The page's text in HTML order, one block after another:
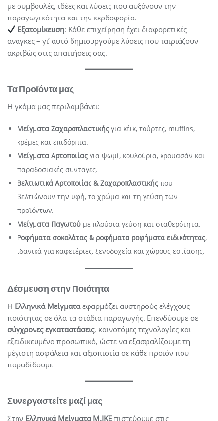
με συμβουλές, ιδέες και λύσεις που αυξάνουν την
παραγωγικότητα και την κερδοφορία.
Εξατομίκευση: Κάθε επιχείρηση έχει διαφορετικές
ανάγκες – γι’ αυτό δημιουργούμε λύσεις που ταιριάζουν
ακριβώς στις απαιτήσεις σας.
Τα Προϊόντα μας
Η γκάμα μας περιλαμβάνει:
Μείγματα Ζαχαροπλαστικής για κέικ, τούρτες, muffins,
κρέμες και επιδόρπια.
Μείγματα Αρτοποιίας για ψωμί, κουλούρια, κρουασάν και
παραδοσιακές συνταγές.
Βελτιωτικά Αρτοποιίας & Ζαχαροπλαστικής που
βελτιώνουν την υφή, το χρώμα και τη γεύση των
προϊόντων.
Μείγματα Παγωτού με πλούσια γεύση και σταθερότητα.
Ροφήματα σοκολάτας & ροφήματα ροφήματα ειδικότητας,
ιδανικά για καφετέριες, ξενοδοχεία και χώρους εστίασης.
Δέσμευση στην Ποιότητα
Η Ελληνικά Μείγματαεφαρμόζει αυστηρούς ελέγχους
ποιότητας σε όλα τα στάδια παραγωγής. Επενδύουμε σε
σύγχρονες εγκαταστάσεις, καινοτόμες τεχνολογίες και
εξειδικευμένο προσωπικό, ώστε να εξασφαλίζουμε τη
μέγιστη ασφάλεια και αξιοπιστία σε κάθε προϊόν που
παραδίδουμε.
Συνεργαστείτε μαζί μας
Στην Ελληνικά Μείγματα Μ.ΙΚΕ πιστεύουμε στις